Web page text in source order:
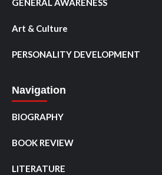
GENERAL AWARENESS
Art & Culture
PERSONALITY DEVELOPMENT
Navigation
BIOGRAPHY
BOOK REVIEW
LITERATURE